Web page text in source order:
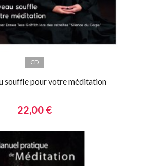
CD
souffle pour votre méditation
22,00 €